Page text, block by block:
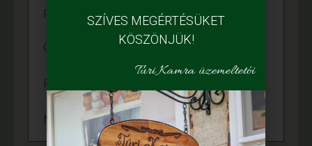
programon
Örömünnep a Fehér tanyán
Felgyulladt a fény Murányi Éva tanyáján
Napelem került az Adamcsik tanyára
SZÍVES MEGÉRTÉSÜKET
KÖSZÖNJÜK!
Túri Kamra üzemeltetői